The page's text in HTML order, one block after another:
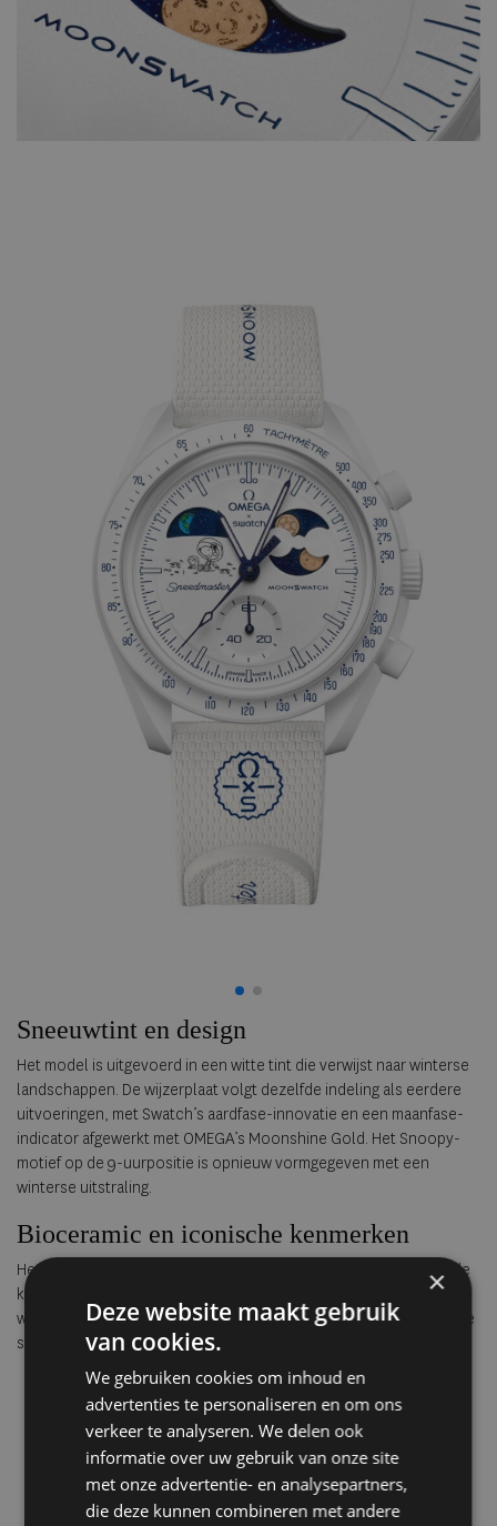
Sneeuwtint en design
Het model is uitgevoerd in een witte tint die verwijst naar winterse
landschappen. De wijzerplaat volgt dezelfde indeling als eerdere
uitvoeringen, met Swatch’s aardfase-innovatie en een maanfase-
indicator afgewerkt met OMEGA’s Moonshine Gold. Het Snoopy-
motief op de 9-uurpositie is opnieuw vormgegeven met een
winterse uitstraling.
Bioceramic en iconische kenmerken
Het horloge is vervaardigd uit Swatch’s Bioceramic en behoudt de
kenmerkende elementen van de Speedmaster Moonwatch,
waaronder de asymmetrische kast en de tachymeterschaal met de
stip boven de negentig.
×
Deze website maakt gebruik
van cookies.
We gebruiken cookies om inhoud en
advertenties te personaliseren en om ons
verkeer te analyseren. We delen ook
informatie over uw gebruik van onze site
met onze advertentie- en analysepartners,
die deze kunnen combineren met andere